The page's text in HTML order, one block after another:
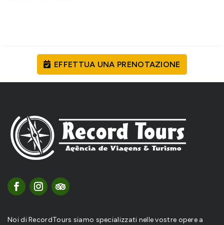
EFFETTUA UNA PRENOTAZIONE
Noi di RecordTours siamo specializzati nelle vostre opere a